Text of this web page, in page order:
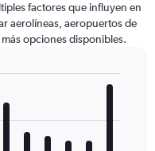
factores que influyen en
aerolíneas, aeropuertos de
opciones disponibles.